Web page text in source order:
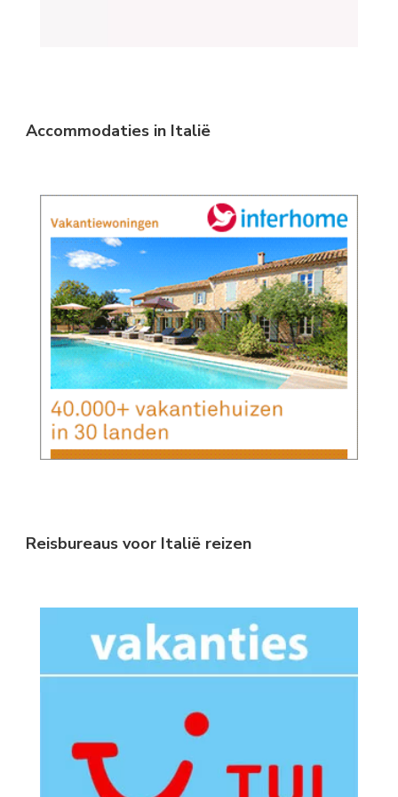
Accommodaties in Italië
Reisbureaus voor Italië reizen